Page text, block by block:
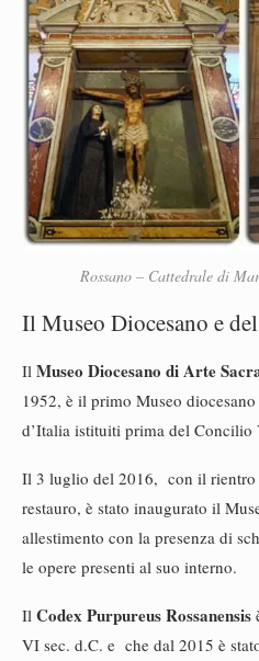
Rossano – Cattedrale di
Il Museo Diocesano e
Il Museo Diocesano di Arte
1952, è il primo Museo
d’Italia istituiti prima del Concilio
Il 3 luglio del 2016, con il rientro
restauro, è stato inaugurato il
allestimento con la presenza di
le opere presenti al suo interno.
Il Codex Purpureus Rossanensis
VI sec. d.C. e che dal 2015 è